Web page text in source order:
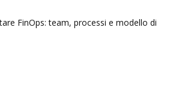
FinOps: team, processi e modello di